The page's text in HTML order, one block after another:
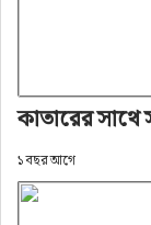
কাতারের সাথে
১ বছর আগে